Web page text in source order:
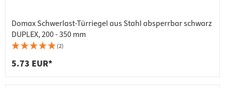
Domax Schwerlast-Türriegel aus Stahl absperrbar schwarz
DUPLEX, 200 - 350 mm
(2)
5.73 EUR*